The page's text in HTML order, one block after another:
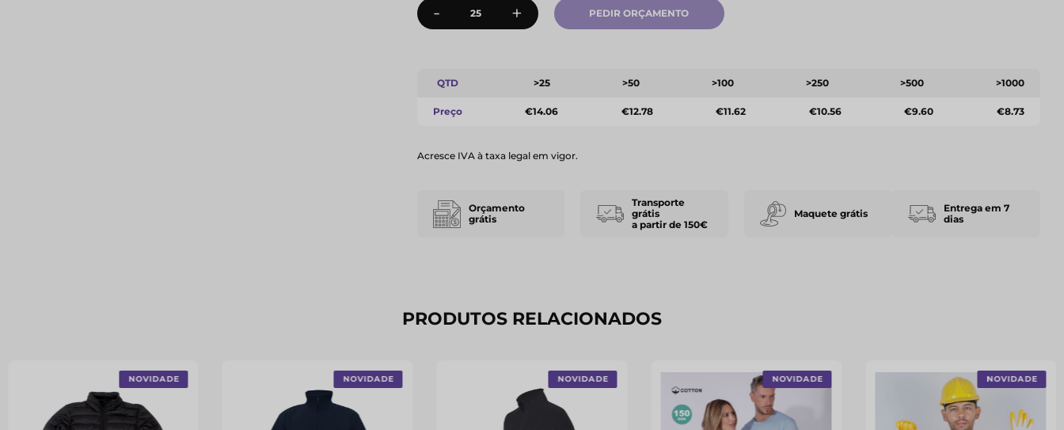
- + PEDIR ORÇAMENTO
QTD >25 >50 >100 >250 >500 >1000
Preço €14.06 €12.78 €11.62 €10.56 €9.60 €8.73
Acresce IVA à taxa legal em vigor.
Orçamento
grátis
Transporte
grátis
a partir de 150€
Maquete grátis
Entrega em 7
dias
PRODUTOS RELACIONADOS
NOVIDADE NOVIDADE NOVIDADE NOVIDADE NOVIDADE